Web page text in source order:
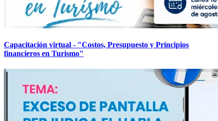
Capacitación virtual - "Costos, Presupuesto y Principios
financieros en Turismo"